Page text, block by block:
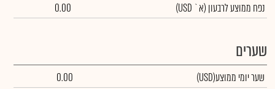
נפח ממוצע לרבעון (א` USD)
0.00
שערים
שער יומי ממוצע(USD)
0.00